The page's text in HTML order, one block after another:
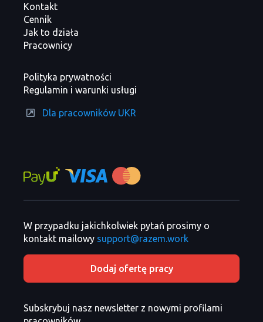
Kontakt
Cennik
Jak to działa
Pracownicy
Polityka prywatności
Regulamin i warunki usługi
Dla pracowników UKR
W przypadku jakichkolwiek pytań prosimy o
kontakt mailowy support@razem.work
Dodaj ofertę pracy
Subskrybuj nasz newsletter z nowymi profilami